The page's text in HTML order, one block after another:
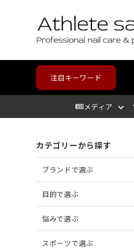
注目キーワード
メディア
アスリートサロン
爪を洗う
爪を保湿する
角質を取り除く
爪が割れる
爪が薄い
二枚爪になっている
野球・高校野球
バスケットボール
ボルダリング
ハンドケア
スポーツメディカルライン
北海道
中部
カテゴリーから探す
ブランドで選ぶ
目的で選ぶ
悩みで選ぶ
スポーツで選ぶ